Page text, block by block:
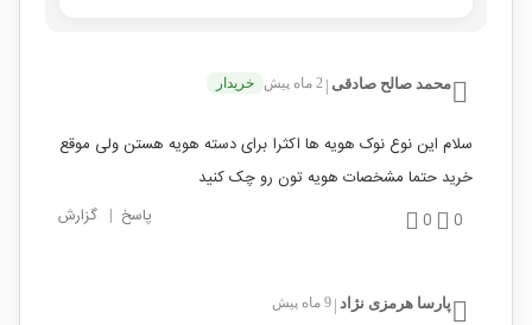
محمد صالح صادقی 2 ماه پیش خریدار
سلام این نوع نوک هویه ها اکثرا برای دسته هویه هستن ولی موقع
خرید حتما مشخصات هویه تون رو چک کنید
0
0 پاسخ | گزارش
پارسا هرمزی نژاد 9 ماه پیش